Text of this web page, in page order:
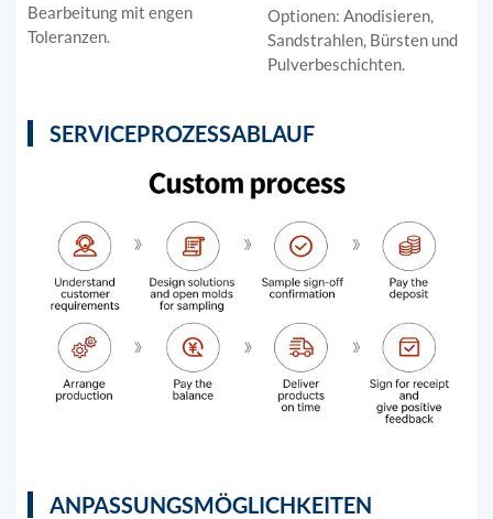
Bearbeitung mit engen
Toleranzen.
Optionen: Anodisieren,
Sandstrahlen, Bürsten und
Pulverbeschichten.
SERVICEPROZESSABLAUF
ANPASSUNGSMÖGLICHKEITEN